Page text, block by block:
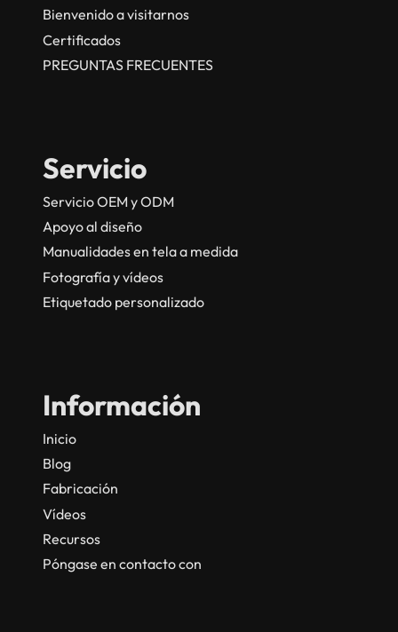
Bienvenido a visitarnos
Certificados
PREGUNTAS FRECUENTES
Servicio
Servicio OEM y ODM
Apoyo al diseño
Manualidades en tela a medida
Fotografía y vídeos
Etiquetado personalizado
Información
Inicio
Blog
Fabricación
Vídeos
Recursos
Póngase en contacto con